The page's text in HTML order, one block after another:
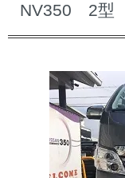
NV350 2型